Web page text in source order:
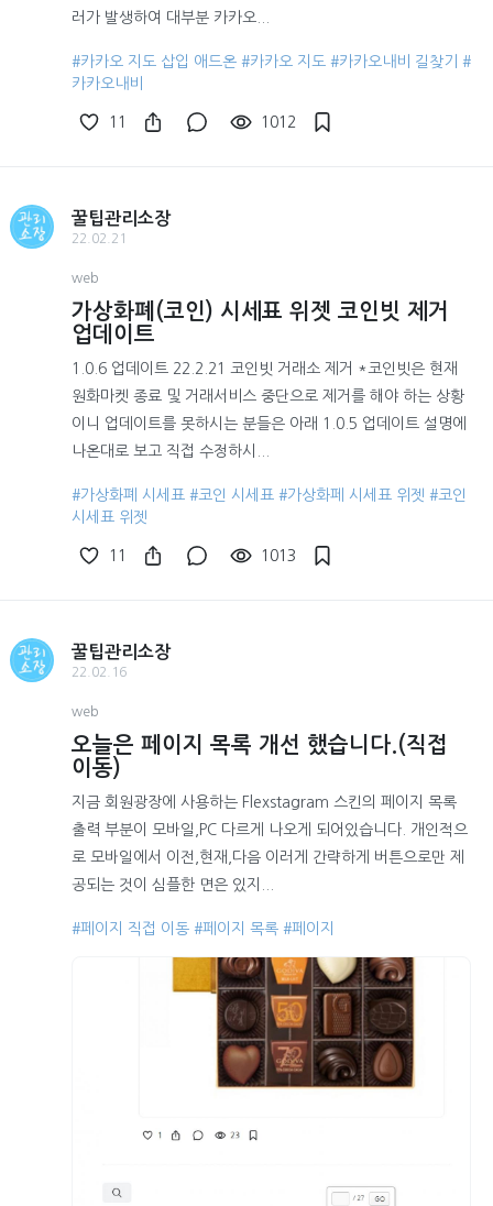
러가 발생하여 대부분 카카오...
#카카오 지도 삽입 애드온 #카카오 지도 #카카오내비 길찾기
#
카카오내비
11 1012
꿀팁관리소장
22.02.21
web
가상화폐(코인) 시세표 위젯 코인빗 제거
업데이트
1.0.6 업데이트 22.2.21 코인빗 거래소 제거 *코인빗은 현재
원화마켓 종료 및 거래서비스 중단으로 제거를 해야 하는 상황
이니 업데이트를 못하시는 분들은 아래 1.0.5 업데이트 설명에
나온대로 보고 직접 수정하시...
#가상화폐 시세표 #코인 시세표 #가상화페 시세표 위젯 #코인
시세표 위젯
11 1013
꿀팁관리소장
22.02.16
web
오늘은 페이지 목록 개선 했습니다.(직접
이동)
지금 회원광장에 사용하는 Flexstagram 스킨의 페이지 목록
출력 부분이 모바일,PC 다르게 나오게 되어있습니다. 개인적으
로 모바일에서 이전,현재,다음 이러게 간략하게 버튼으로만 제
공되는 것이 심플한 면은 있지...
#페이지 직접 이동 #페이지 목록 #페이지